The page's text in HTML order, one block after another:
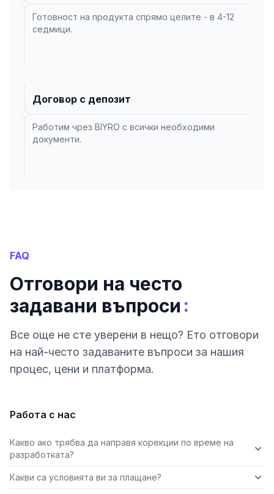
Готовност на продукта спрямо целите - в 4-12
седмици.
Договор с депозит
Работим чрез BIYRO с всички необходими
документи.
FAQ
Отговори на често
задавани въпроси :
Все още не сте уверени в нещо? Ето отговори
на най-често задаваните въпроси за нашия
процес, цени и платформа.
Работа с нас
Какво ако трябва да направя корекции по време на
разработката?
Какви са условията ви за плащане?